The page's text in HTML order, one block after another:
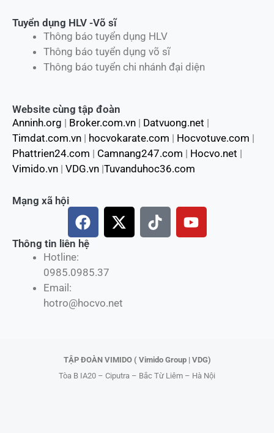
Tuyển dụng HLV -Võ sĩ
Thông báo tuyển dụng HLV
Thông báo tuyển dụng võ sĩ
Thông báo tuyển chi nhánh đại diện
Website cùng tập đoàn
Anninh.org | Broker.com.vn | Datvuong.net |
Timdat.com.vn | hocvokarate.com | Hocvotuve.com |
Phattrien24.com | Camnang247.com | Hocvo.net |
Vimido.vn | VDG.vn |Tuvanduhoc36.com
Hotline:
0985.0985.37
Email:
hotro@hocvo.net
Mạng xã hội
F
a
c
b
o
X
-
t
T
i
Y
o
Thông tin liên hệ
TẬP ĐOÀN VIMIDO ( Vimido Group | VDG)
Tòa B IA20 – Ciputra – Bắc Từ Liêm – Hà Nội